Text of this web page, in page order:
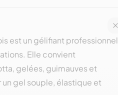
est un gélifiant professionnel
Elle convient
gelées, guimauves et
gel souple, élastique et